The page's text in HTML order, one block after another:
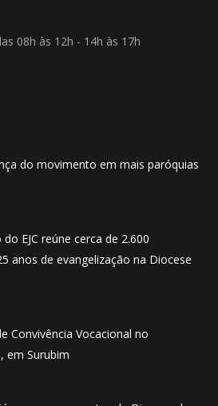
08h às 12h - 14h às 17h
do movimento em mais paróquias
EJC reúne cerca de 2.600
anos de evangelização na Diocese
Convivência Vocacional no
em Surubim